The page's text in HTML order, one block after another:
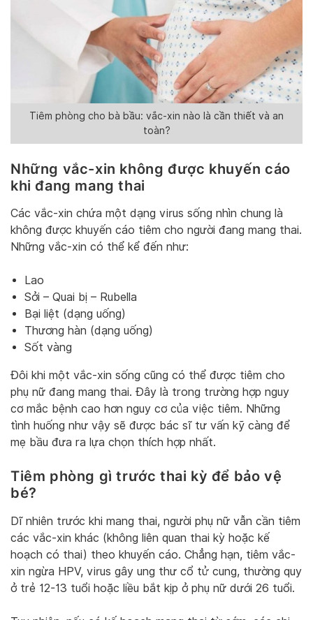
Tiêm phòng cho bà bầu: vắc-xin nào là cần thiết và an
toàn?
Những vắc-xin không được khuyến cáo
khi đang mang thai
Các vắc-xin chứa một dạng virus sống nhìn chung là
không được khuyến cáo tiêm cho người đang mang thai.
Những vắc-xin có thể kể đến như:
Lao
Sởi – Quai bị – Rubella
Bại liệt (dạng uống)
Thương hàn (dạng uống)
Sốt vàng
Đôi khi một vắc-xin sống cũng có thể được tiêm cho
phụ nữ đang mang thai. Đây là trong trường hợp nguy
cơ mắc bệnh cao hơn nguy cơ của việc tiêm. Những
tình huống như vậy sẽ được bác sĩ tư vấn kỹ càng để
mẹ bầu đưa ra lựa chọn thích hợp nhất.
Tiêm phòng gì trước thai kỳ để bảo vệ
bé?
Dĩ nhiên trước khi mang thai, người phụ nữ vẫn cần tiêm
các vắc-xin khác (không liên quan thai kỳ hoặc kế
hoạch có thai) theo khuyến cáo. Chẳng hạn, tiêm vắc-
xin ngừa HPV, virus gây ung thư cổ tử cung, thường quy
ở trẻ 12-13 tuổi hoặc liều bắt kịp ở phụ nữ dưới 26 tuổi.